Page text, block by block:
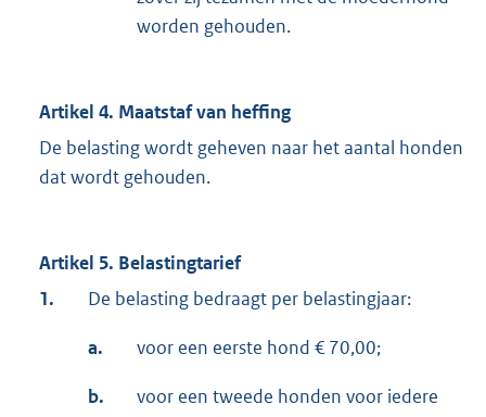
worden gehouden.
Artikel 4. Maatstaf van heffing
De belasting wordt geheven naar het aantal honden
dat wordt gehouden.
Artikel 5. Belastingtarief
1.
De belasting bedraagt per belastingjaar:
a. voor een eerste hond € 70,00;
b.
voor een tweede honden voor iedere